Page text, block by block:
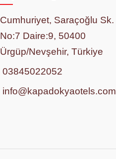
Cumhuriyet, Saraçoğlu Sk.
No:7 Daire:9, 50400
Ürgüp/Nevşehir, Türkiye
03845022052
info@kapadokyaotels.com